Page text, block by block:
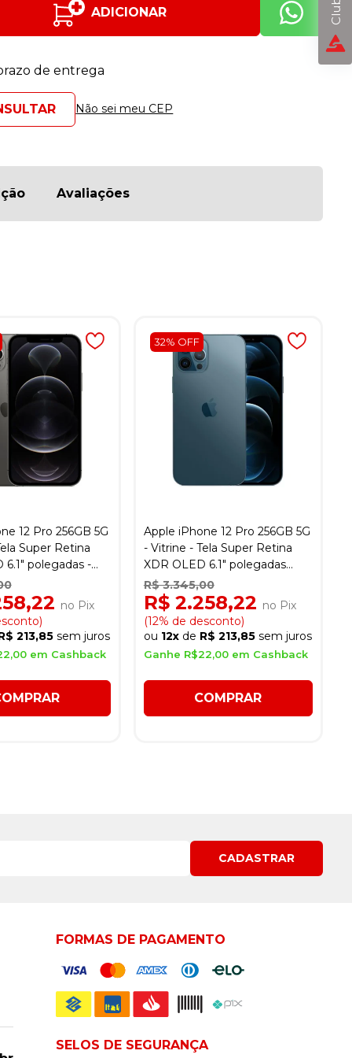
ADICIONAR
de entrega
Não sei meu CEP
Avaliações
12 Pro 256GB 5G
Super Retina
6.1" polegadas -
no Pix
213,85 sem juros
em Cashback
32% OFF
Apple iPhone 12 Pro 256GB 5G
- Vitrine - Tela Super Retina
XDR OLED 6.1" polegadas
Cor:Azul Pacífico
R$ 3.345,00
R$ 2.258,22 no Pix
(12% de desconto)
ou 12xde R$ 213,85 sem juros
Ganhe R$22,00 em Cashback
COMPRAR
CADASTRAR
FORMAS DE PAGAMENTO
SELOS DE SEGURANÇA